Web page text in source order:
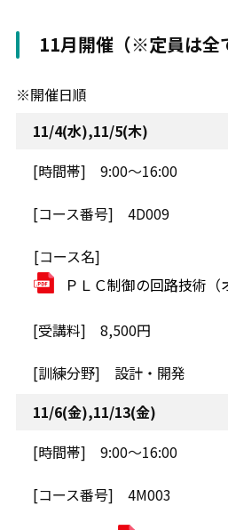
11月開催（※定員は全
※開催日順
11/4(水),11/5(木)
9:00～16:00
4D009
ＰＬＣ制御の回路技術（
8,500円
設計・開発
11/6(金),11/13(金)
9:00～16:00
4M003